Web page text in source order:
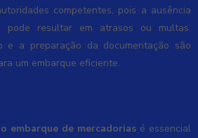
competentes, pois a ausência
pode resultar em atrasos ou multas.
e a preparação da documentação são
um embarque eficiente.
embarque de mercadorias é essencial